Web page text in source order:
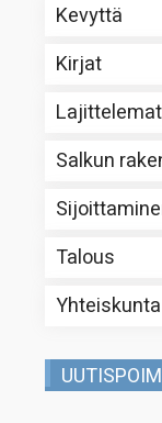
Kevyttä
Kirjat
Salkun
Talous
Yhteiskunta